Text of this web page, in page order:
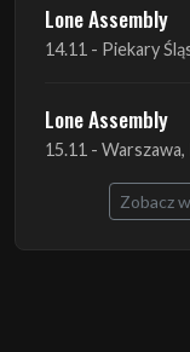
Lone Assembly
14.11 - Piekary
Lone Assembly
15.11 -
Zobacz